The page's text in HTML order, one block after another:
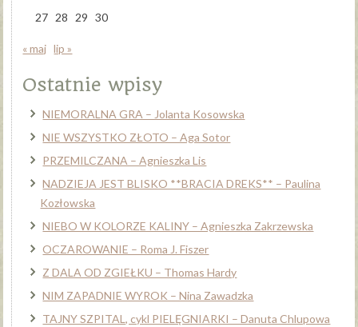
27 28 29 30
« maj lip »
Ostatnie wpisy
NIEMORALNA GRA – Jolanta Kosowska
NIE WSZYSTKO ZŁOTO – Aga Sotor
PRZEMILCZANA – Agnieszka Lis
NADZIEJA JEST BLISKO **BRACIA DREKS** – Paulina
Kozłowska
NIEBO W KOLORZE KALINY – Agnieszka Zakrzewska
OCZAROWANIE – Roma J. Fiszer
Z DALA OD ZGIEŁKU – Thomas Hardy
NIM ZAPADNIE WYROK – Nina Zawadzka
TAJNY SZPITAL, cykl PIELĘGNIARKI – Danuta Chlupowa